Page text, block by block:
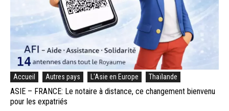
Accueil Autres pays L'Asie en Europe Thaïlande
ASIE – FRANCE: Le notaire à distance, ce changement bienvenu
pour les expatriés